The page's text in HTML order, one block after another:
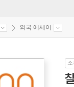
외국 에세이